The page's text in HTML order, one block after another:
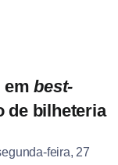
embest-
de bilheteria
feira, 27